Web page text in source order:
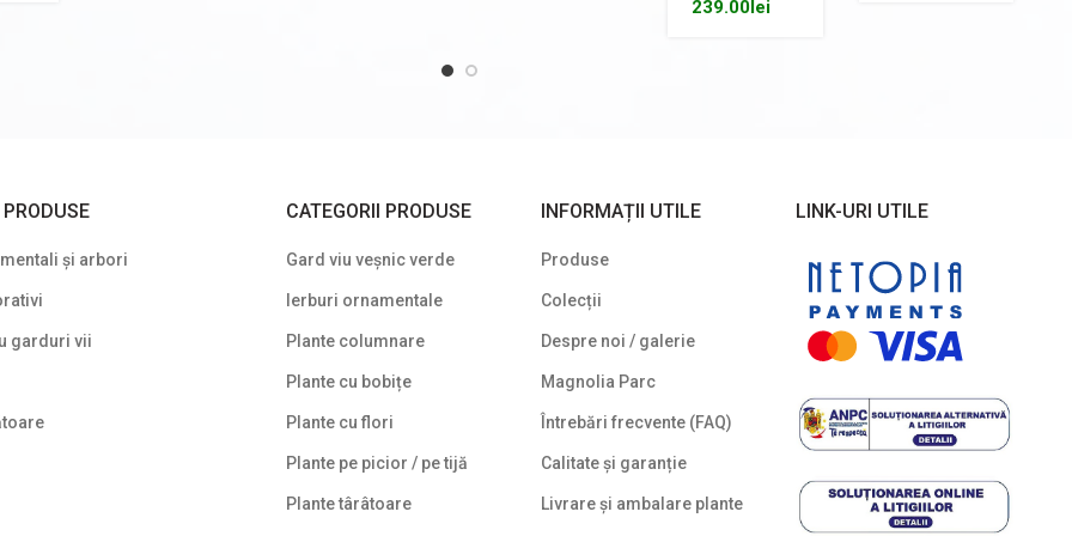
239.00 lei
și arbori
garduri vii
CATEGORII PRODUSE
Gard viu veșnic verde
Ierburi ornamentale
Plante columnare
Plante cu bobițe
Plante cu flori
Plante pe picior / pe tijă
Plante târâtoare
INFORMAȚII UTILE
Produse
Colecții
Despre noi / galerie
Magnolia Parc
Întrebări frecvente (FAQ)
Calitate și garanție
Livrare și ambalare plante
LINK-URI UTILE